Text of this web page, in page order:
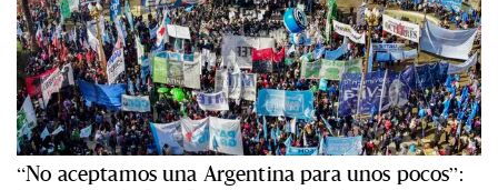
“No aceptamos una Argentina para unos pocos”: